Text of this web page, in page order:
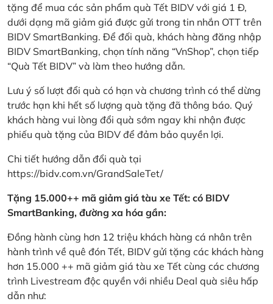
tặng để mua các sản phẩm quà Tết BIDV với giá 1 Đ,
dưới dạng mã giảm giá được gửi trong tin nhắn OTT trên
BIDV SmartBanking. Để đối quà, khách hàng đăng nhập
BIDV SmartBanking, chọn tính năng “VnShop”, chọn tiếp
“Quà Tết BIDV” và làm theo hướng dẫn.
Lưu ý số lượt đổi quà có hạn và chương trình có thể dừng
trước hạn khi hết số lượng quà tặng đã thông báo. Quý
khách hàng vui lòng đổi quà sớm ngay khi nhận được
phiếu quà tặng của BIDV để đảm bảo quyền lợi.
Chi tiết hướng dẫn đổi quà tại
https://bidv.com.vn/GrandSaleTet/
Tặng 15.000++ mã giảm giá tàu xe Tết: có BIDV
SmartBanking, đường xa hóa gần:
Đồng hành cùng hơn 12 triệu khách hàng cá nhân trên
hành trình về quê đón Tết, BIDV gửi tặng các khách hàng
hơn 15.000 ++ mã giảm giá tàu xe Tết cùng các chương
trình Livestream độc quyền với nhiều Deal quà siêu hấp
dẫn như: